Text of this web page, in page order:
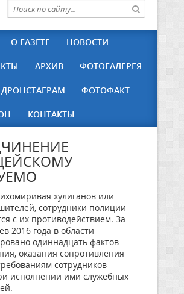
О ГАЗЕТЕ НОВОСТИ
АРХИВ ФОТОГАЛЕРЕЯ
ДРОНСТАГРАМ ФОТОФАКТ
КОНТАКТЫ
хулиганов или
сотрудники полиции
с их противодействием. За
2016 года в области
одиннадцать фактов
оказания сопротивления
сотрудников
исполнении ими служебных